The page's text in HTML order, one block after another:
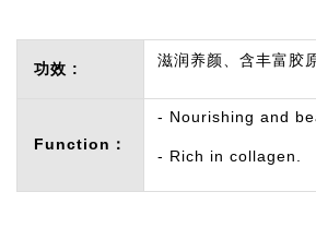
功效 : 滋润养颜、含丰富胶
Function：
- Nourishing and
- Rich in collagen.